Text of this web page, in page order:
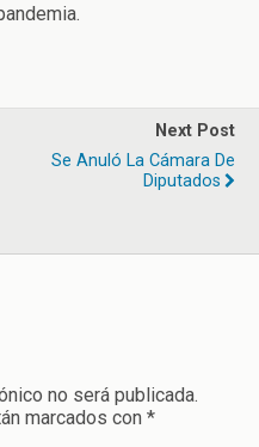
Next Post
Se Anuló La Cámara De
Diputados
no será publicada.
marcados con *